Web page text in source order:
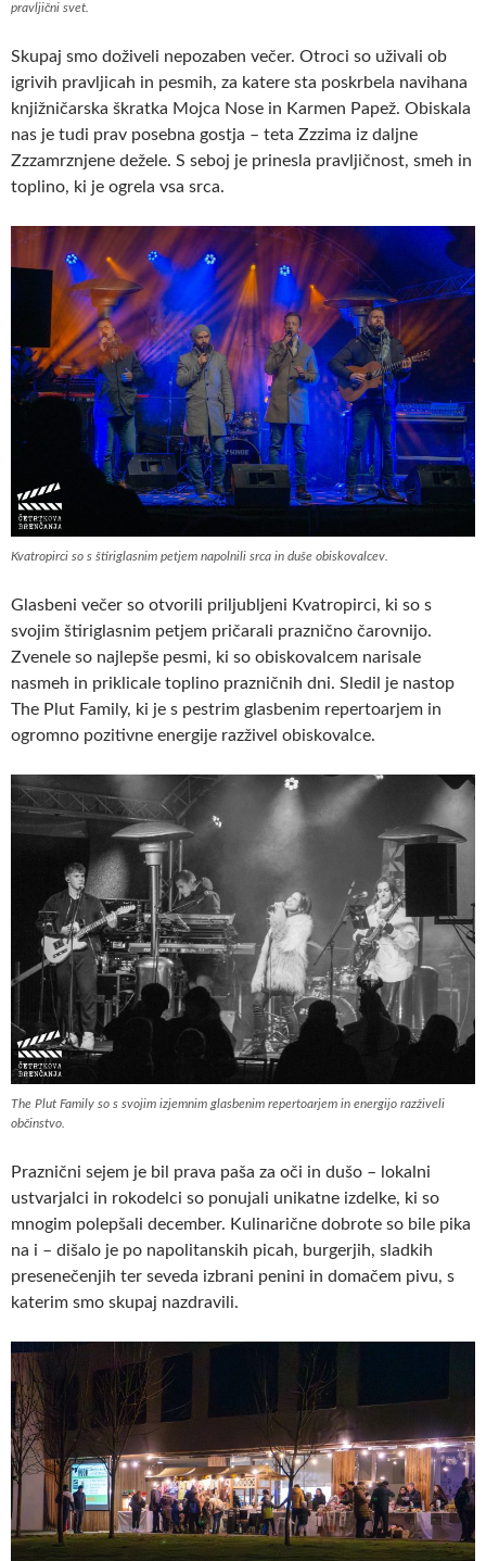
pravljični svet.
Skupaj smo doživeli nepozaben večer. Otroci so uživali ob
igrivih pravljicah in pesmih, za katere sta poskrbela navihana
knjižničarska škratka Mojca Nose in Karmen Papež. Obiskala
nas je tudi prav posebna gostja – teta Zzzima iz daljne
Zzzamrznjene dežele. S seboj je prinesla pravljičnost, smeh in
toplino, ki je ogrela vsa srca.
Kvatropirci so s štiriglasnim petjem napolnili srca in duše obiskovalcev.
Glasbeni večer so otvorili priljubljeni Kvatropirci, ki so s
svojim štiriglasnim petjem pričarali praznično čarovnijo.
Zvenele so najlepše pesmi, ki so obiskovalcem narisale
nasmeh in priklicale toplino prazničnih dni. Sledil je nastop
The Plut Family, ki je s pestrim glasbenim repertoarjem in
ogromno pozitivne energije razživel obiskovalce.
The Plut Family so s svojim izjemnim glasbenim repertoarjem in energijo razživeli
občinstvo.
Praznični sejem je bil prava paša za oči in dušo – lokalni
ustvarjalci in rokodelci so ponujali unikatne izdelke, ki so
mnogim polepšali december. Kulinarične dobrote so bile pika
na i – dišalo je po napolitanskih picah, burgerjih, sladkih
presenečenjih ter seveda izbrani penini in domačem pivu, s
katerim smo skupaj nazdravili.